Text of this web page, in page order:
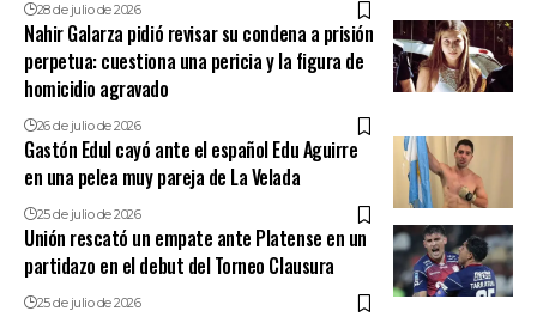
28 de julio de 2026
Nahir Galarza pidió revisar su condena a prisión
perpetua: cuestiona una pericia y la figura de
homicidio agravado
26 de julio de 2026
Gastón Edul cayó ante el español Edu Aguirre
en una pelea muy pareja de La Velada
25 de julio de 2026
Unión rescató un empate ante Platense en un
partidazo en el debut del Torneo Clausura
25 de julio de 2026